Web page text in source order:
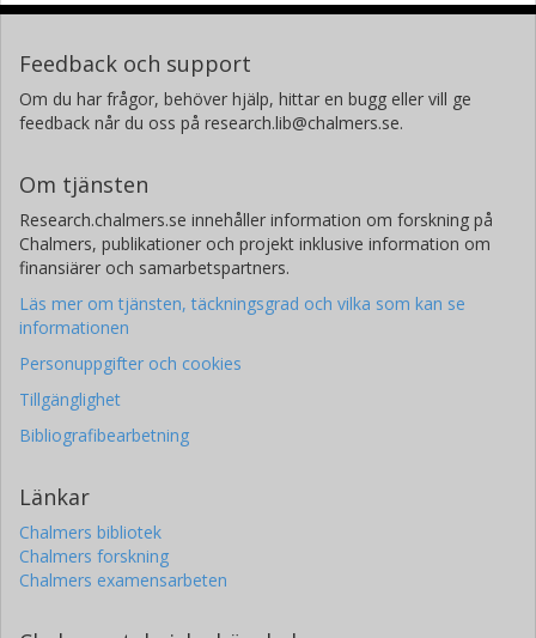
Feedback och support
Om du har frågor, behöver hjälp, hittar en bugg eller vill ge
feedback når du oss på research.lib@chalmers.se.
Om tjänsten
Research.chalmers.se innehåller information om forskning på
Chalmers, publikationer och projekt inklusive information om
finansiärer och samarbetspartners.
Läs mer om tjänsten, täckningsgrad och vilka som kan se
informationen
Personuppgifter och cookies
Tillgänglighet
Bibliografibearbetning
Länkar
Chalmers bibliotek
Chalmers forskning
Chalmers examensarbeten